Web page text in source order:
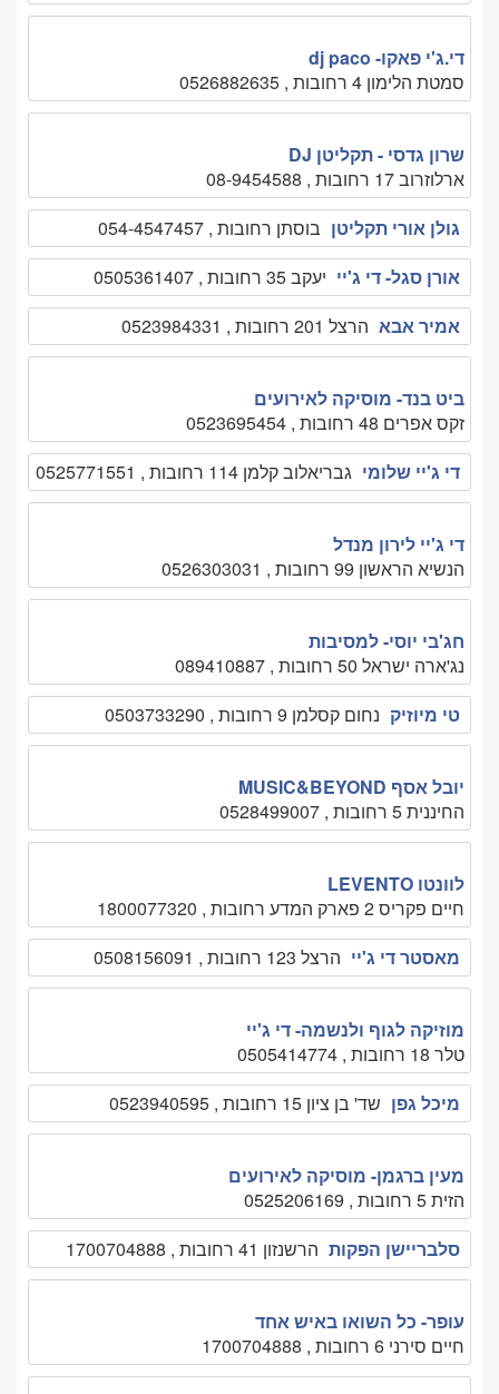
די.ג'י פאקו- dj paco
סמטת הלימון 4 רחובות , 0526882635
שרון גדסי - תקליטן DJ
ארלוזרוב 17 רחובות , 08-9454588
גולן אורי תקליטן בוסתן רחובות , 054-4547457
אורן סגל- די ג'יי יעקב 35 רחובות , 0505361407
אמיר אבא הרצל 201 רחובות , 0523984331
ביט בנד- מוסיקה לאירועים
זקס אפרים 48 רחובות , 0523695454
די ג'יי שלומי גבריאלוב קלמן 114 רחובות , 0525771551
די ג'יי לירון מנדל
הנשיא הראשון 99 רחובות , 0526303031
חג'בי יוסי- למסיבות
נג'ארה ישראל 50 רחובות , 089410887
טי מיוזיק נחום קסלמן 9 רחובות , 0503733290
יובל אסף MUSIC&BEYOND
החיננית 5 רחובות , 0528499007
לוונטו LEVENTO
חיים פקריס 2 פארק המדע רחובות , 1800077320
מאסטר די ג'יי הרצל 123 רחובות , 0508156091
מוזיקה לגוף ולנשמה- די ג'יי
טלר 18 רחובות , 0505414774
מיכל גפן שד' בן ציון 15 רחובות , 0523940595
מעין ברגמן- מוסיקה לאירועים
הזית 5 רחובות , 0525206169
סלבריישן הפקות הרשנזון 41 רחובות , 1700704888
עופר- כל השואו באיש אחד
חיים סירני 6 רחובות , 1700704888